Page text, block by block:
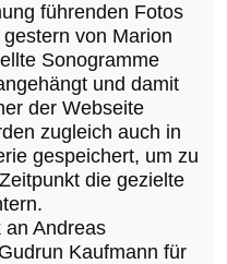
führenden Fotos
von Marion
Sonogramme
und damit
der Webseite
zugleich auch in
gespeichert, um zu
die gezielte
an Andreas
Kaufmann für